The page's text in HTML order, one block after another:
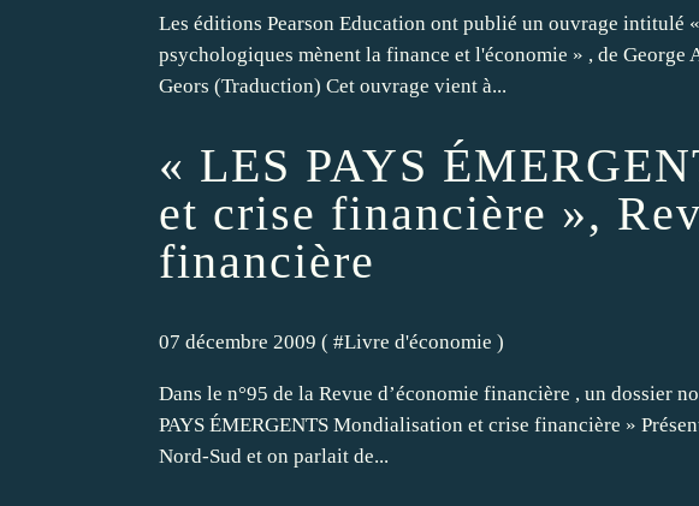
Les éditions Pearson Education ont publié un ouvrage intitulé
psychologiques mènent la finance et l'économie » , de George
Geors (Traduction) Cet ouvrage vient à...
« LES PAYS
et crise financière »,
financière
07 décembre 2009 ( #Livre d'économie )
Dans le n°95 de la Revue d’économie financière , un dossier
PAYS ÉMERGENTS Mondialisation et crise financière »
Nord-Sud et on parlait de...